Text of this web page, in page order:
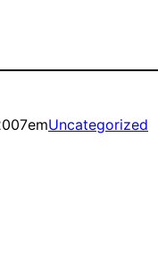
emUncategorized